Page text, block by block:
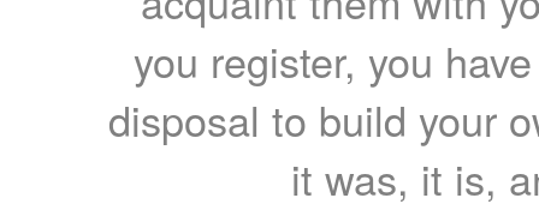
you register, you
disposal to build your
it was, it is,